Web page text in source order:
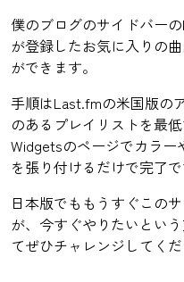
僕のブログのサイドバー
が登録したお気に入りの
ができます。
手順はLast.fmの米国版の
のあるプレイリストを最
Widgetsのページでカラー
を張り付けるだけで完了で
日本版でももうすぐこの
が、今すぐやりたいとい
てぜひチャレンジしてくだ